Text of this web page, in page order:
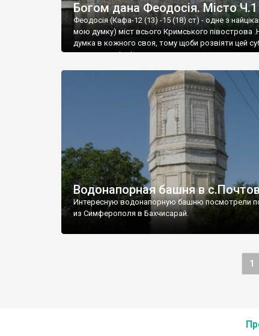
Богом дана Феодосія. Місто Ч.1
Феодосія (Кафа-12 (13) -15 (18) ст) - одне з
мою думку) міст всього Кримського півострова
думка в кожного своя, тому щоби розвіяти цей
запрошую відвідати це
Водонапорная башня в
Интересную водонапорную башню посмотрели
из Симферополя в Бахчисарай.
1